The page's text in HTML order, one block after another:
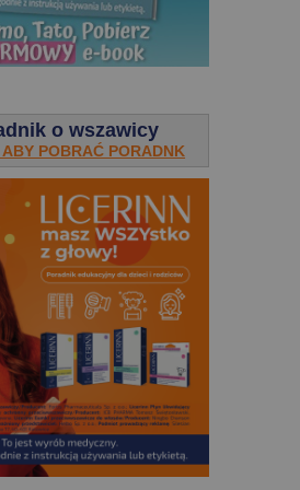
o wszawicy
POBRAĆ PORADNK